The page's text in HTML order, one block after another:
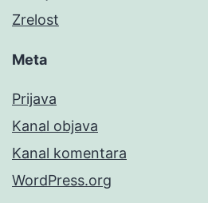
Zrelost
Meta
Prijava
Kanal objava
Kanal komentara
WordPress.org